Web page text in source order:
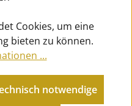
Cookies, um eine
bieten zu können.
...
notwendige